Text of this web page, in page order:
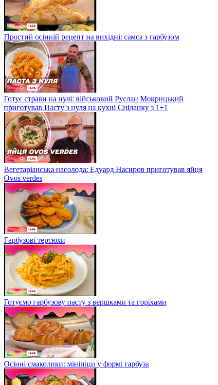
Простий осінній рецепт на вихідні: самса з гарбузом
Готує страви на нулі: військовий Руслан Мокрицький
приготував Пасту з нуля на кухні Сніданку з 1+1
Вегетаріанська насолода: Едуард Насиров приготував яйця
Ovos verdes
Гарбузові тертюхи
Готуємо гарбузову пасту з вершками та горіхами
Осінні смаколики: мініпіци у формі гарбуза